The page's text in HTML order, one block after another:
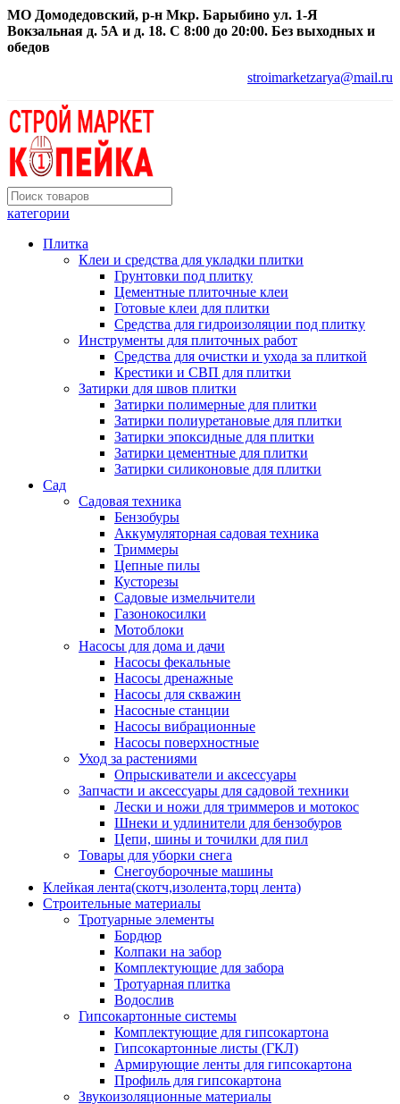
МО Домодедовский, р-н Мкр. Барыбино ул. 1-Я
Вокзальная д. 5А и д. 18. С 8:00 до 20:00. Без выходных и
обедов
stroimarketzarya@mail.ru
категории
Плитка
Клеи и средства для укладки плитки
Грунтовки под плитку
Цементные плиточные клеи
Готовые клеи для плитки
Средства для гидроизоляции под плитку
Инструменты для плиточных работ
Средства для очистки и ухода за плиткой
Крестики и СВП для плитки
Затирки для швов плитки
Затирки полимерные для плитки
Затирки полиуретановые для плитки
Затирки эпоксидные для плитки
Затирки цементные для плитки
Затирки силиконовые для плитки
Сад
Садовая техника
Бензобуры
Аккумуляторная садовая техника
Триммеры
Цепные пилы
Кусторезы
Садовые измельчители
Газонокосилки
Мотоблоки
Насосы для дома и дачи
Насосы фекальные
Насосы дренажные
Насосы для скважин
Насосные станции
Насосы вибрационные
Насосы поверхностные
Уход за растениями
Опрыскиватели и аксессуары
Запчасти и аксессуары для садовой техники
Лески и ножи для триммеров и мотокос
Шнеки и удлинители для бензобуров
Цепи, шины и точилки для пил
Товары для уборки снега
Снегоуборочные машины
Клейкая лента(скотч,изолента,торц лента)
Строительные материалы
Тротуарные элементы
Бордюр
Колпаки на забор
Комплектующие для забора
Тротуарная плитка
Водослив
Гипсокартонные системы
Комплектующие для гипсокартона
Гипсокартонные листы (ГКЛ)
Армирующие ленты для гипсокартона
Профиль для гипсокартона
Звукоизоляционные материалы